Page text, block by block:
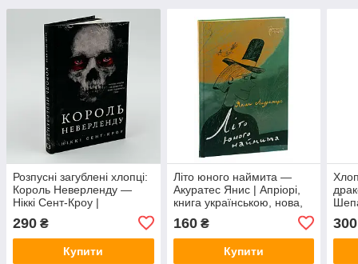
Розпусні загублені хлопці:
Король Неверленду —
Ніккі Сент-Кроу |
українською, нова, тверда
290 ₴
Купити
Літо юного наймита —
Акуратес Янис | Апріорі,
книга українською, нова,
160₴
Купити
300